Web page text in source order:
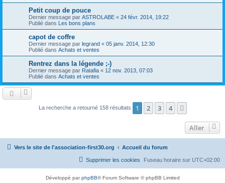
Petit coup de pouce
Dernier message par ASTROLABE « 24 févr. 2014, 19:22
Publié dans Les bons plans
capot de coffre
Dernier message par legrand « 05 janv. 2014, 12:30
Publié dans Achats et ventes
Rentrez dans la légende ;-)
Dernier message par Ratafia « 12 nov. 2013, 07:03
Publié dans Achats et ventes
La recherche a retourné 158 résultats 1 2 3 4
Aller
Vers le site de l'association-first30.org Accueil du forum
Fuseau horaire sur UTC+02:00
Supprimer les cookies
Développé parphpBB® Forum Software © phpBB Limited